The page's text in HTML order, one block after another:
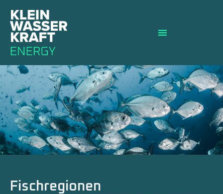
Fischregionen